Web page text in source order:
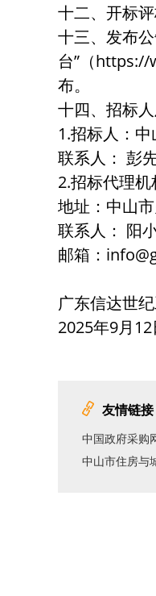
十二、开标
十三、发布
台”（
布。
十四、招标
1.招标人：
联系人：
2.招标代理
地址：中山
联系人： 阳
邮箱：
广东信达世
2025年9月12
友情链接
中国政府采购
中山市住房与